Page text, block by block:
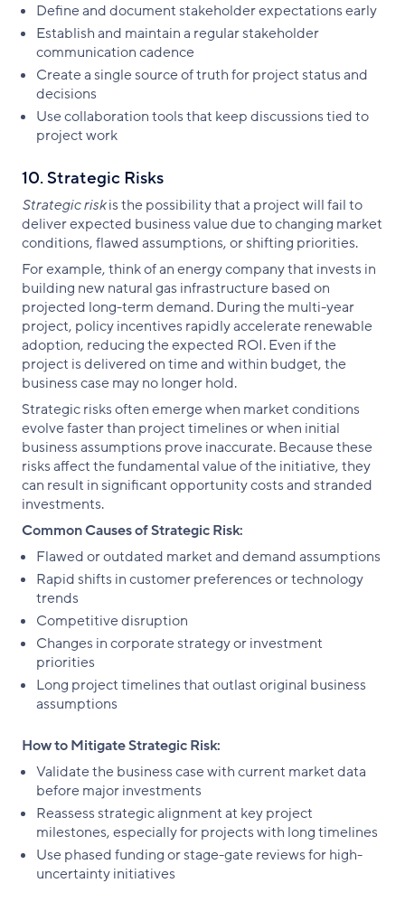
Define and document stakeholder expectations early
Establish and maintain a regular stakeholder
communication cadence
Create a single source of truth for project status and
decisions
Use collaboration tools that keep discussions tied to
project work
10. Strategic Risks
Strategic riskis the possibility that a project will fail to
deliver expected business value due to changing market
conditions, flawed assumptions, or shifting priorities.
For example, think of an energy company that invests in
building new natural gas infrastructure based on
projected long-term demand. During the multi-year
project, policy incentives rapidly accelerate renewable
adoption, reducing the expected ROI. Even if the
project is delivered on time and within budget, the
business case may no longer hold.
Strategic risks often emerge when market conditions
evolve faster than project timelines or when initial
business assumptions prove inaccurate. Because these
risks affect the fundamental value of the initiative, they
can result in significant opportunity costs and stranded
investments.
Common Causes of Strategic Risk:
Flawed or outdated market and demand assumptions
Rapid shifts in customer preferences or technology
trends
Competitive disruption
Changes in corporate strategy or investment
priorities
Long project timelines that outlast original business
assumptions
How to Mitigate Strategic Risk:
Validate the business case with current market data
before major investments
Reassess strategic alignment at key project
milestones, especially for projects with long timelines
Use phased funding or stage-gate reviews for high-
uncertainty initiatives